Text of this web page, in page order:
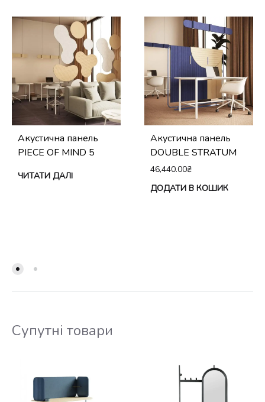
Акустична панель
PIECE OF MIND 5
ЧИТАТИ ДАЛІ
Акустична панель
DOUBLE STRATUM
46,440.00₴
ДОДАТИ В КОШИК
Супутні товари